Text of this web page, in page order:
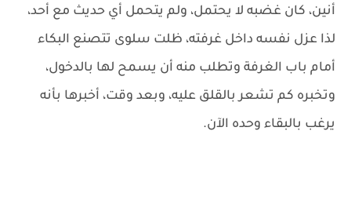
أنين، كان غضبه لا يحتمل، ولم يتحمل أي حديث مع أحد،
لذا عزل نفسه داخل غرفته، ظلت سلوى تتصنع البكاء
أمام باب الغرفة وتطلب منه أن يسمح لها بالدخول،
وتخبره كم تشعر بالقلق عليه، وبعد وقت، أخبرها بأنه
يرغب بالبقاء وحده الآن.